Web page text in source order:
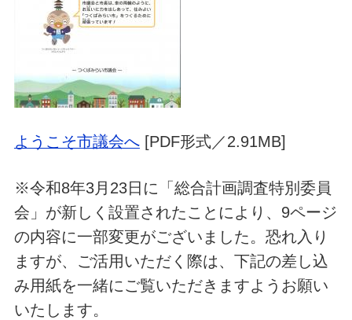
ようこそ市議会へ[PDF形式／2.91MB]
※令和8年3月23日に「総合計画調査特別委員
会」が新しく設置されたことにより、9ページ
の内容に一部変更がございました。恐れ入り
ますが、ご活用いただく際は、下記の差し込
み用紙を一緒にご覧いただきますようお願い
いたします。